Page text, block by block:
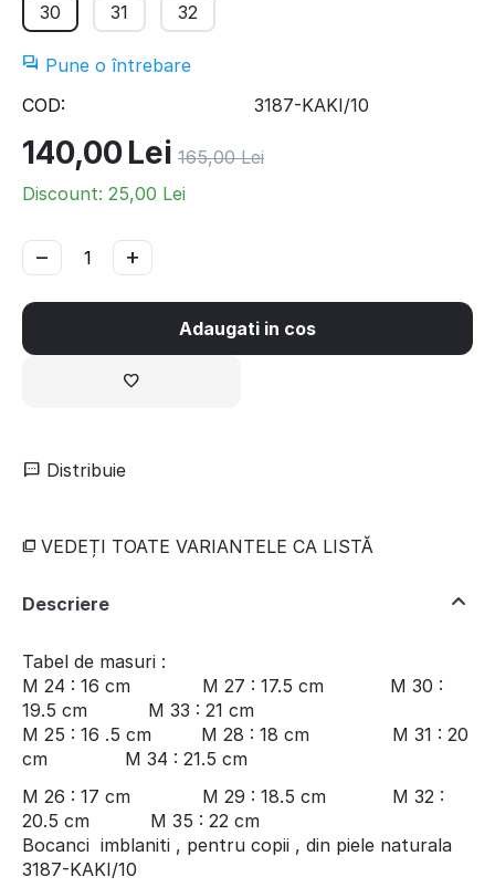
30
31 32
Pune o întrebare
COD:
3187-KAKI/10
140,00Lei 165,00 Lei
Discount: 25,00 Lei
+
−
Adaugati in cos
Distribuie
VEDEȚI TOATE VARIANTELE CA LISTĂ
Descriere
Tabel de masuri :
M 24 : 16 cm M 27 : 17.5 cm M 30 :
19.5 cm M 33 : 21 cm
M 25 : 16 .5 cm M 28 : 18 cm M 31 : 20
cm M 34 : 21.5 cm
M 26 : 17 cm M 29 : 18.5 cm M 32 :
20.5 cm M 35 : 22 cm
Bocanci imblaniti , pentru copii , din piele naturala
3187-KAKI/10